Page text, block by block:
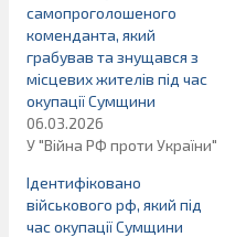
самопроголошеного
коменданта, який
грабував та знущався з
місцевих жителів під час
окупації Сумщини
06.03.2026
У "Війна РФ проти України"
Ідентифіковано
військового рф, який під
час окупації Сумщини